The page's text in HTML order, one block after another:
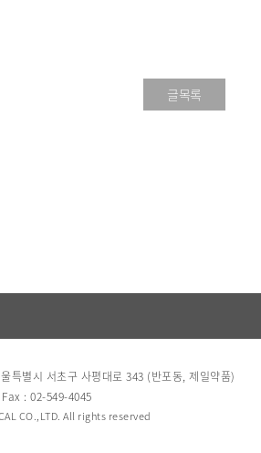
글목록
시 서초구 사평대로 343 (반포동, 제일약품)
: 02-549-4045
CO.,LTD. All rights reserved